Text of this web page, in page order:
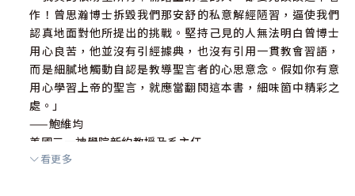
作！曾思瀚博士拆毀我們那安舒的私意解經陋習，逼使我們
認真地面對他所提出的挑戰。堅持己見的人無法明白曾博士
用心良苦，他並沒有引經據典，也沒有引用一貫教會習語，
而是細膩地觸動自認是教導聖言者的心思意念。假如你有意
用心學習上帝的聖言，就應當翻閱這本書，細味箇中精彩之
處。」
——鮑維均
美國三一神學院新約教授及系主任
看更多